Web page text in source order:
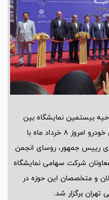
بیستمین نمایشگاه بین
المللی قطعات، لوازم و مجموعه های خودرو امروز 8 خرداد ماه با
رییس جمهور، روسای انجمن
شرکت سهامی نمایشگاه
و متخصصان این حوزه در
تهران برگزار شد.